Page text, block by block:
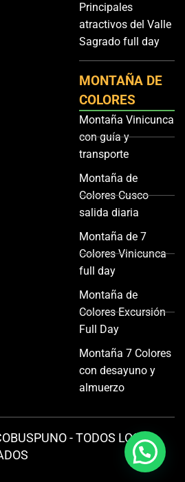
Principales
atractivos del Valle
Sagrado full day
MONTAÑA DE
COLORES
Montaña Vinicunca
con guía y
transporte
Montaña de
Colores Cusco
salida diaria
Montaña de 7
Colores Vinicunca
full day
Montaña de
Colores Excursión
Full Day
Montaña 7 Colores
con desayuno y
almuerzo
- TODOS LOS